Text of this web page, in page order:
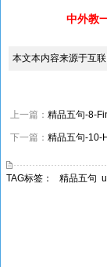
中外教
本文本内容来源于互
上一篇： 精品五句-8-
下一篇： 精品五句-10-
TAG标签： 精品五句